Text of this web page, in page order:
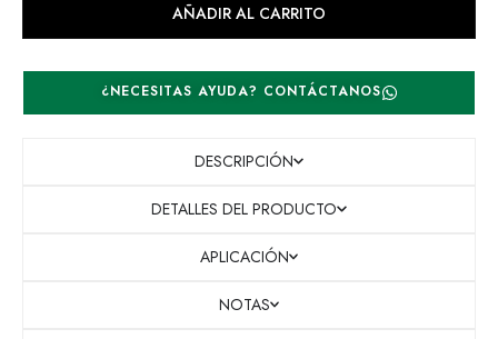
AÑADIR AL CARRITO
¿NECESITAS AYUDA? CONTÁCTANOS
DESCRIPCIÓN
DETALLES DEL PRODUCTO
APLICACIÓN
NOTAS